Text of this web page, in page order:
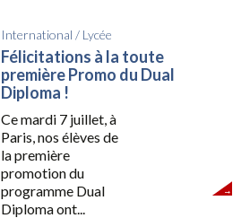
International / Lycée
Félicitations à la toute
première Promo du Dual
Diploma !
Ce mardi 7 juillet, à
Paris, nos élèves de
la première
promotion du
programme Dual
Diploma ont...